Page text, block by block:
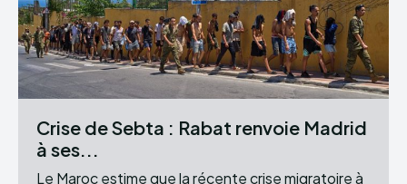
Crise de Sebta : Rabat renvoie Madrid
à ses...
Le Maroc estime que la récente crise migratoire à